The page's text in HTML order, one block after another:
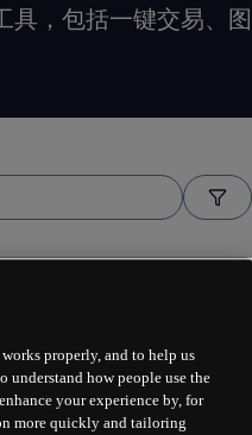
具，包括一键交易、图
properly, and to help us
understand how people use the
your experience by, for
more quickly and tailoring